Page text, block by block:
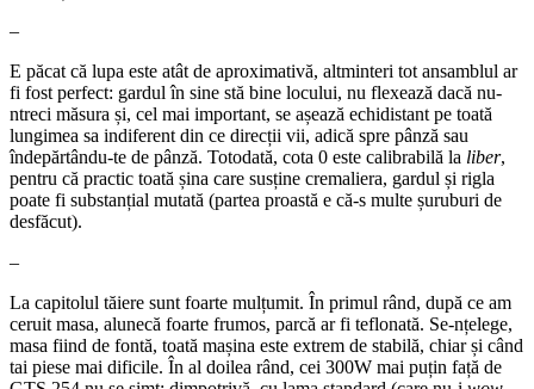
–
E păcat că lupa este atât de aproximativă, altminteri tot ansamblul ar
fi fost perfect: gardul în sine stă bine locului, nu flexează dacă nu-
ntreci măsura și, cel mai important, se așează echidistant pe toată
lungimea sa indiferent din ce direcții vii, adică spre pânză sau
îndepărtându-te de pânză. Totodată, cota 0 este calibrabilă la liber,
pentru că practic toată șina care susține cremaliera, gardul și rigla
poate fi substanțial mutată (partea proastă e că-s multe șuruburi de
desfăcut).
–
La capitolul tăiere sunt foarte mulțumit. În primul rând, după ce am
ceruit masa, alunecă foarte frumos, parcă ar fi teflonată. Se-nțelege,
masa fiind de fontă, toată mașina este extrem de stabilă, chiar și când
tai piese mai dificile. În al doilea rând, cei 300W mai puțin față de